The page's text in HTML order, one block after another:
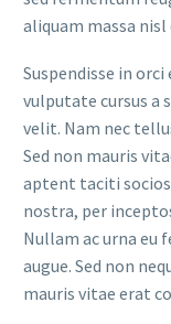
aliquam massa nisl
Suspendisse in
vulputate cursus a
velit. Nam nec
Sed non mauris
aptent taciti
nostra, per
Nullam ac urna eu
augue. Sed non
mauris vitae erat